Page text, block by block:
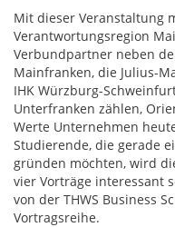
Mit dieser Veranstaltung
Verantwortungsregion
Verbundpartner neben
Mainfranken, die Julius-
IHK Würzburg-
Unterfranken zählen,
Werte Unternehmen
Studierende, die gerade
gründen möchten, wird
vier Vorträge interessant
von der THWS Business
Vortragsreihe.